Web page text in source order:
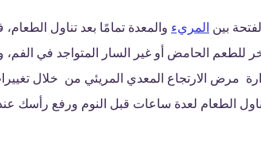
بين المريء والمعدة تمامًا بعد تناول
للطعم الحامض أو غير السار المتواجد في
مرض الارتجاع المعدي المريئي من خلال
الطعام لعدة ساعات قبل النوم ورفع رأسك عند